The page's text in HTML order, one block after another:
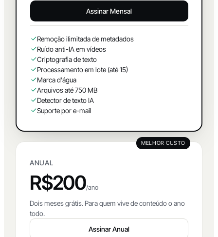
Assinar Mensal
Remoção ilimitada de metadados
Ruído anti-IA em vídeos
Criptografia de texto
Processamento em lote (até 15)
Marca d'água
Arquivos até 750 MB
Detector de texto IA
Suporte por e-mail
MELHOR CUSTO
ANUAL
R$200/ano
Dois meses grátis. Para quem vive de conteúdo o ano
todo.
Assinar Anual